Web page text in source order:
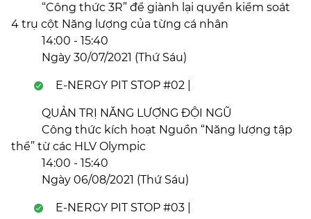
“Công thức 3R” để giành lại quyền kiểm soát
4 trụ cột Năng lượng của từng cá nhân
14:00 - 15:40
Ngày 30/07/2021 (Thứ Sáu)
E-NERGY PIT STOP #02 |
QUẢN TRỊ NĂNG LƯỢNG ĐỘI NGŨ
Công thức kích hoạt Nguồn “Năng lượng tập
thể” từ các HLV Olympic
14:00 - 15:40
Ngày 06/08/2021 (Thứ Sáu)
E-NERGY PIT STOP #03 |